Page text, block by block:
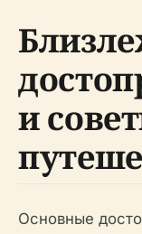
и
Основные